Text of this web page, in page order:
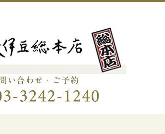
屋「藪伊豆